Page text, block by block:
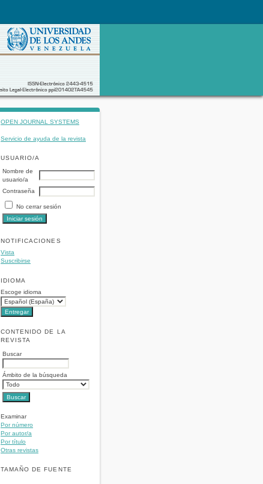
OPEN JOURNAL SYSTEMS
Servicio de ayuda de la revista
USUARIO/A
Nombre de
usuario/a
Contraseña
No cerrar sesión
NOTIFICACIONES
Vista
Suscribirse
IDIOMA
Escoge idioma
CONTENIDO DE LA
REVISTA
Buscar
Ámbito de la búsqueda
Examinar
Por número
Por autor/a
Por título
Otras revistas
TAMAÑO DE FUENTE